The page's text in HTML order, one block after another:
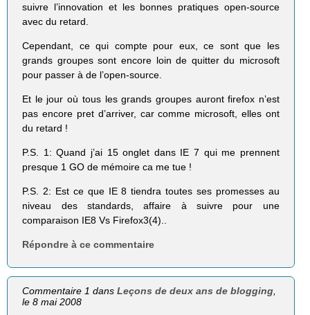
suivre l’innovation et les bonnes pratiques open-source
avec du retard.
Cependant, ce qui compte pour eux, ce sont que les
grands groupes sont encore loin de quitter du microsoft
pour passer à de l’open-source.
Et le jour où tous les grands groupes auront firefox n’est
pas encore pret d’arriver, car comme microsoft, elles ont
du retard !
P.S. 1: Quand j’ai 15 onglet dans IE 7 qui me prennent
presque 1 GO de mémoire ca me tue !
P.S. 2: Est ce que IE 8 tiendra toutes ses promesses au
niveau des standards, affaire à suivre pour une
comparaison IE8 Vs Firefox3(4)..
Répondre à ce commentaire
Commentaire 1 dansLeçons de deux ans de blogging
le 8 mai 2008